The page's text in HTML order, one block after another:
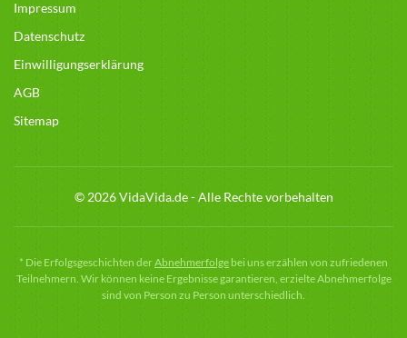
Impressum
Datenschutz
Einwilligungserklärung
AGB
Sitemap
© 2026 VidaVida.de - Alle Rechte vorbehalten
* Die Erfolgsgeschichten derAbnehmerfolge bei uns erzählen von zufriedenen
Teilnehmern. Wir können keine Ergebnisse garantieren, erzielte Abnehmerfolge
sind von Person zu Person unterschiedlich.